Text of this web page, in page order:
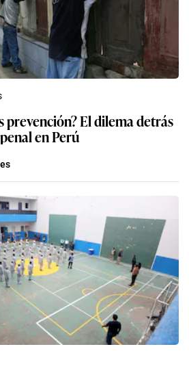
prevención? El dilema detrás
en Perú